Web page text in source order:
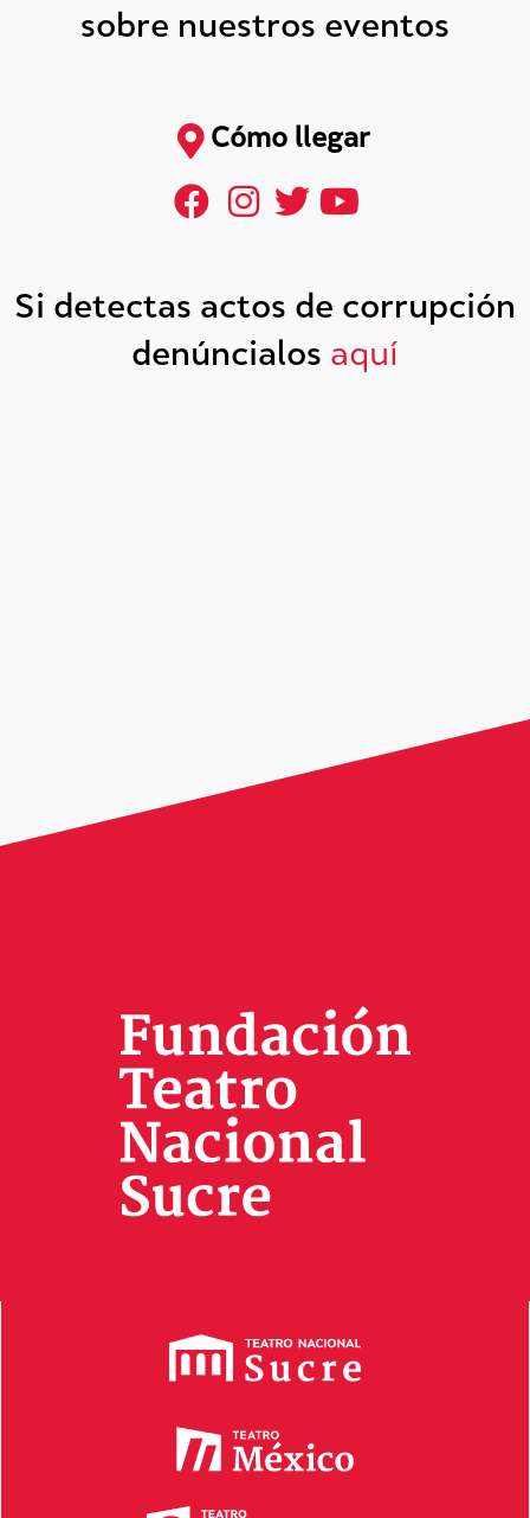
sobre nuestros eventos
Cómo llegar
Si detectas actos de corrupción
denúncialos aquí